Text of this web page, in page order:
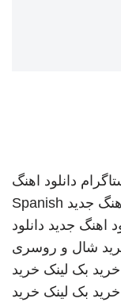
دانلود اهنگ
جدید Spanish
اهنگ جدید دانلود
شال و روسری
خرید بک لینک خرید
خرید بک لینک خرید